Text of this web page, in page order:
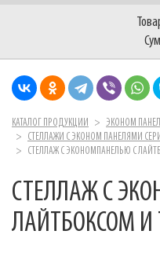
КАТАЛОГ ПРОДУКЦИИ
ЭКОНОМ
СТЕЛЛАЖИ С ЭКОНОМ ПАНЕЛЯМИ
СТЕЛЛАЖ С ЭКОНОМПАНЕЛЬЮ С
СТЕЛЛАЖ С
ЛАЙТБОКСОМ И